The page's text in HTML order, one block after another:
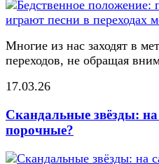
Многие из нас заходят в
переходов, не обращая
17.03.26
Скандальные звёзды:
порочные?